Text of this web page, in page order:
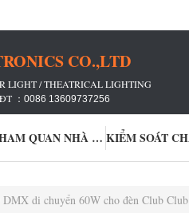
CO.,LTD
LIGHT / THEATRICAL LIGHTING
： 0086 13609737256
THAM QUAN NHÀ MÁY
di chuyển 60W cho đèn Club Club